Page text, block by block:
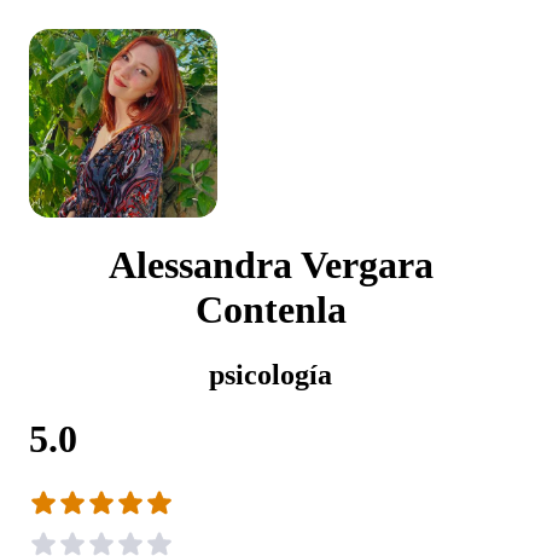
Alessandra Vergara
Contenla
psicología
5.0